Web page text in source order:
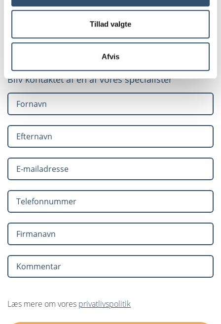
Tillad valgte
Afvis
byggeprocessen.
Resultatet er mere smidigt samarbejde, højere
udnyttelsesgrad og bedre beslutninger.
Bliv kontaktet af en af vores specialister
Læs mere om vores privatlivspolitik